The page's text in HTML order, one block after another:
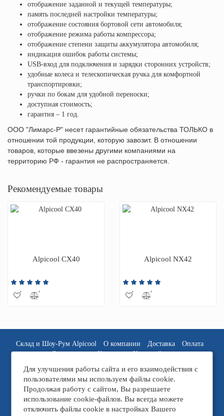
отображение заданной и текущей температуры;
память последней настройки температуры;
отображение состояния бортовой сети автомобиля;
отображение режима работы компрессора;
отображение степени защиты аккумулятора автомобиля;
индикация ошибок работы системы;
USB-вход для подключения и зарядки сторонних устройств;
удобные колеса и телескопическая ручка для комфортной
транспортировки;
ручки по бокам для удобной переноски;
доступная стоимость;
гарантия – 1 год.
ООО "Лимарс-Р" несет гарантийные обязательства ТОЛЬКО в
отношении той продукции, которую завозит. В отношении
товаров, которые ввезены другими компаниями на
территорию РФ - гарантия не распространяется.
Рекомендуемые товары
Alpicool CX40 Alpicool NX42
Склад и Шоу-Рум Alpicool О компании Доставка
Оплата
Спонсорство
Контакты Карта сайта
Для улучшения работы сайта и его взаимодействия с
пользователями мы используем файлы cookie.
Продолжая работу с сайтом, Вы разрешаете
использование cookie-файлов. Вы всегда можете
отключить файлы cookie в настройках Вашего